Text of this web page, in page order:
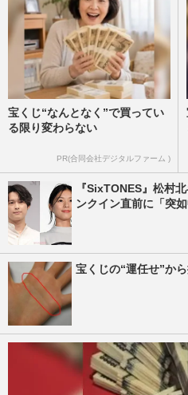
宝くじ“なんとなく”で買ってい
る限り変わらない
PR(合同会社デジタルファーム )
『SixTONES』松村
ンクイン直前に「突
宝くじの“運任せ”か